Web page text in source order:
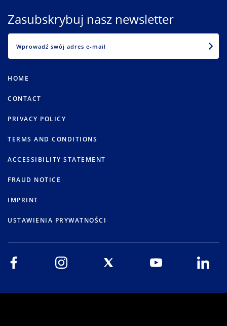
Zasubskrybuj nasz newsletter
HOME
CONTACT
PRIVACY POLICY
TERMS AND CONDITIONS
ACCESSIBILITY STATEMENT
FRAUD NOTICE
IMPRINT
USTAWIENIA PRYWATNOŚCI